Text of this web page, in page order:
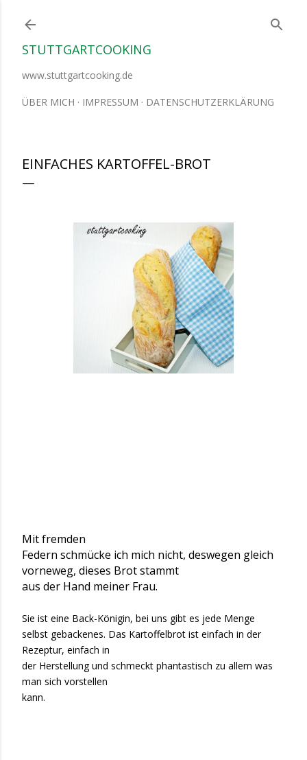
STUTTGARTCOOKING
www.stuttgartcooking.de
ÜBER MICH IMPRESSUM DATENSCHUTZERKLÄRUNG
EINFACHES KARTOFFEL-BROT
Mit fremden
Federn schmücke ich mich nicht, deswegen gleich
vorneweg, dieses Brot stammt
aus der Hand meiner Frau.
Sie ist eine Back-Königin, bei uns gibt es jede Menge
selbst gebackenes. Das Kartoffelbrot ist einfach in der
Rezeptur, einfach in
der Herstellung und schmeckt phantastisch zu allem was
man sich vorstellen
kann.